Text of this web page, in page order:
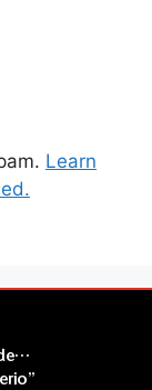
Learn